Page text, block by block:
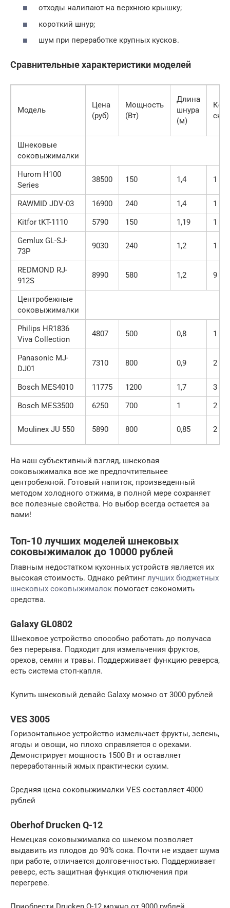
отходы налипают на верхнюю крышку;
короткий шнур;
шум при переработке крупных кусков.
Сравнительные характеристики моделей
Модель
Цена
(руб)
Мощность
(Вт)
Длина
шнура
(м)
Шнековые
соковыжималки
Hurom H100
Series
38500 150 1,4 1
RAWMID JDV-03 16900 240 1,4
1
Kitfor tKT-1110
5790 150 1,19
1
Gemlux GL-SJ-
73P
9030 240 1,2 1
REDMOND RJ-
912S
8990 580 1,2 9
Центробежные
соковыжималки
Philips HR1836
Viva Collection
4807 500 0,8 1
Panasonic MJ-
DJ01
7310 800 0,9 2
Bosch MES4010 11775 1200 1,7
3
Bosch MES3500
6250 700 1 2
Moulinex JU 550 5890 800 0,85 2
На наш субъективный взгляд, шнековая
соковыжималка все же предпочтительнее
центробежной. Готовый напиток, произведенный
методом холодного отжима, в полной мере сохраняет
все полезные свойства. Но выбор всегда остается за
вами!
Топ-10 лучших моделей шнековых
соковыжималок до 10000 рублей
Главным недостатком кухонных устройств является их
высокая стоимость. Однако рейтинглучших бюджетных
шнековых соковыжималок помогает сэкономить
средства.
Galaxy GL0802
Шнековое устройство способно работать до получаса
без перерыва. Подходит для измельчения фруктов,
орехов, семян и травы. Поддерживает функцию реверса,
есть система стоп-капля.
Купить шнековый девайс Galaxy можно от 3000 рублей
VES 3005
Горизонтальное устройство измельчает фрукты, зелень,
ягоды и овощи, но плохо справляется с орехами.
Демонстрирует мощность 1500 Вт и оставляет
переработанный жмых практически сухим.
Средняя цена соковыжималки VES составляет 4000
рублей
Oberhof Drucken Q-12
Немецкая соковыжималка со шнеком позволяет
выдавить из плодов до 90% сока. Почти не издает шума
при работе, отличается долговечностью. Поддерживает
реверс, есть защитная функция отключения при
перегреве.